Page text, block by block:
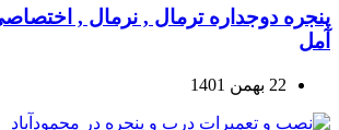
پنجره دوجداره ترمال , نرمال ,
آمل
22 بهمن 1401